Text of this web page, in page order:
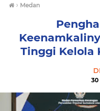
› Medan
Tinggi Kelola
30